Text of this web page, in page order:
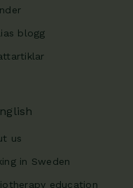
blogg
us
in Sweden
education